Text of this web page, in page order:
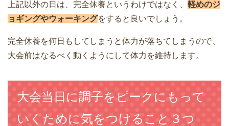
上記以外の日は、完全休養というわけではなく、 軽めのジ
ョギングやウォーキングをすると良いでしょう。
完全休養を何日もしてしまうと体力が落ちてしまうので、
大会前はなるべく動くようにして体力を維持します。
大会当日に調子をピークにもって
いくために気をつけること３つ